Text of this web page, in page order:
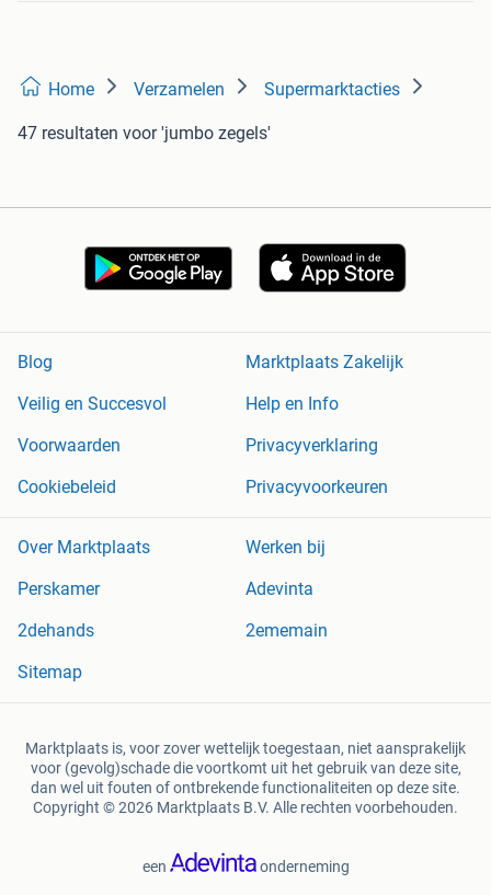
Home Verzamelen Supermarktacties
47 resultaten voor 'jumbo zegels'
Blog
Marktplaats Zakelijk
Veilig en Succesvol
Help en Info
Voorwaarden
Privacyverklaring
Cookiebeleid
Privacyvoorkeuren
Over Marktplaats
Werken bij
Perskamer
Adevinta
2dehands
2ememain
Sitemap
Marktplaats is, voor zover wettelijk toegestaan, niet aansprakelijk
voor (gevolg)schade die voortkomt uit het gebruik van deze site,
dan wel uit fouten of ontbrekende functionaliteiten op deze site.
Copyright © 2026 Marktplaats B.V. Alle rechten voorbehouden.
een onderneming